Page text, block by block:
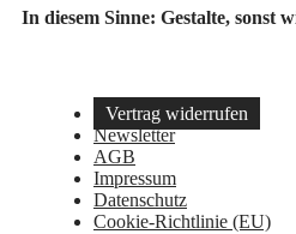
In diesem Sinne: Gestalte, sonst
Vertrag widerrufen
Newsletter
AGB
Impressum
Datenschutz
Cookie-Richtlinie (EU)